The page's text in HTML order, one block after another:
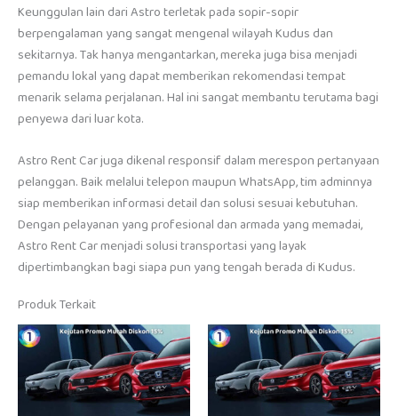
Keunggulan lain dari Astro terletak pada sopir-sopir
berpengalaman yang sangat mengenal wilayah Kudus dan
sekitarnya. Tak hanya mengantarkan, mereka juga bisa menjadi
pemandu lokal yang dapat memberikan rekomendasi tempat
menarik selama perjalanan. Hal ini sangat membantu terutama bagi
penyewa dari luar kota.
Astro Rent Car juga dikenal responsif dalam merespon pertanyaan
pelanggan. Baik melalui telepon maupun WhatsApp, tim adminnya
siap memberikan informasi detail dan solusi sesuai kebutuhan.
Dengan pelayanan yang profesional dan armada yang memadai,
Astro Rent Car menjadi solusi transportasi yang layak
dipertimbangkan bagi siapa pun yang tengah berada di Kudus.
Produk Terkait